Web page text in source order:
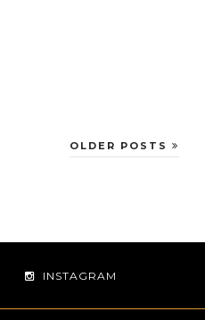
OLDER POSTS
INSTAGRAM